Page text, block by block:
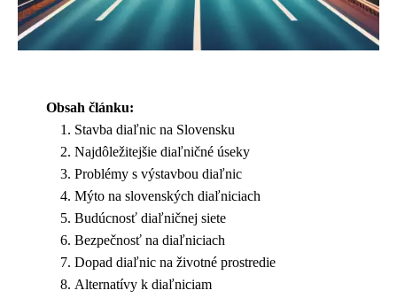
Obsah článku:
Stavba diaľnic na Slovensku
Najdôležitejšie diaľničné úseky
Problémy s výstavbou diaľnic
Mýto na slovenských diaľniciach
Budúcnosť diaľničnej siete
Bezpečnosť na diaľniciach
Dopad diaľnic na životné prostredie
Alternatívy k diaľniciam